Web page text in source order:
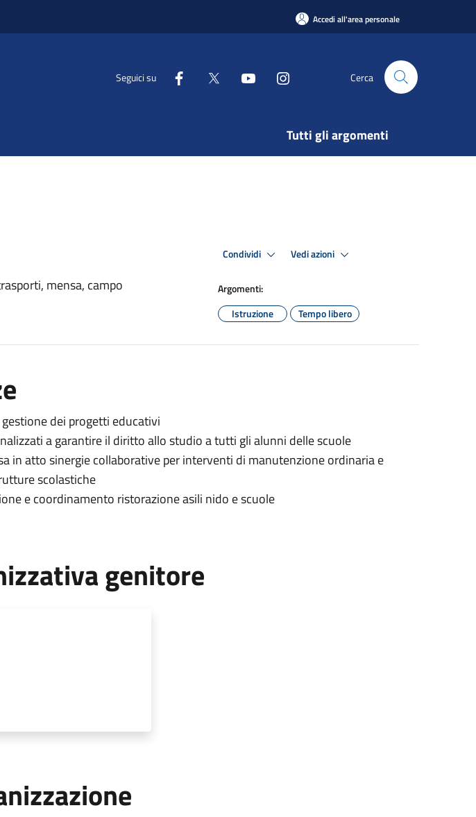
Accedi all'area personale
Seguici su Cerca
Tutti gli argomenti
mensa, campo
Condividi Vedi azioni
Argomenti:
Istruzione
Tempo libero
dei progetti educativi
a garantire il diritto allo studio a tutti gli alunni delle scuole
in atto sinergie collaborative per interventi di manutenzione ordinaria e
scolastiche
e coordinamento ristorazione asili nido e scuole
genitore